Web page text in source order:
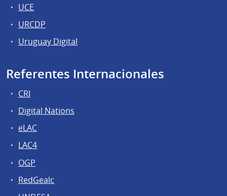
UCE
URCDP
Uruguay Digital
Referentes Internacionales
CRI
Digital Nations
eLAC
LAC4
OGP
RedGealc